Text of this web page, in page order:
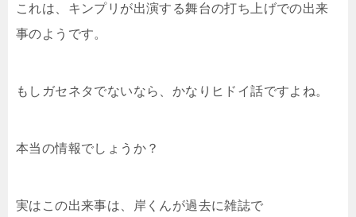
これは、キンプリが出演する舞台の打ち上げでの出来
事のようです。
もしガセネタでないなら、かなりヒドイ話ですよね。
本当の情報でしょうか？
実はこの出来事は、岸くんが過去に雑誌で